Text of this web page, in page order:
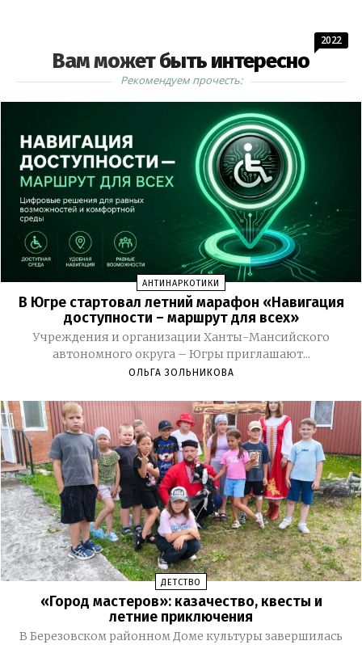
Вам может быть интересно
2022
Рекомендуем прочесть:
АНТИНАРКОТИКИ
В Югре стартовал летний марафон «Навигация
доступности – маршрут для всех»
Учреждения и организации Ханты-Мансийского
автономного округа – Югры приглашают...
ОЛЬГА ЗОЛЬНИКОВА
ДЕТСТВО
«Город мастеров»: казачество, квесты и
летние приключения
В Березовском районном Доме культуры завершилась